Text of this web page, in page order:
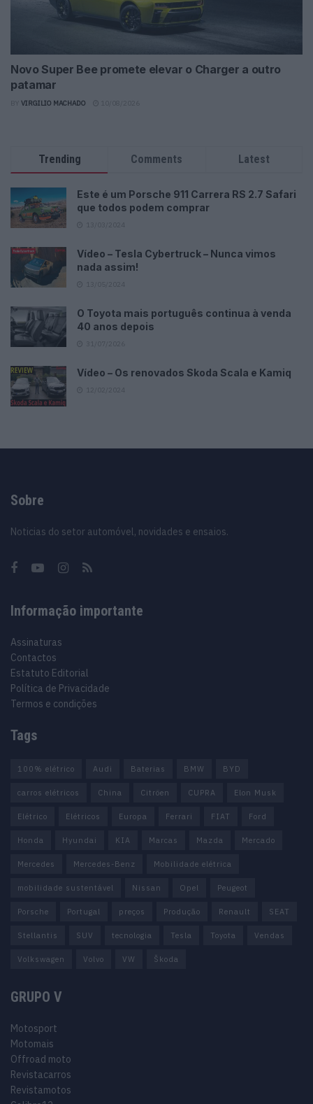
Novo Super Bee promete elevar o Charger a outro
patamar
VIRGILIO MACHADO
Trending Comments Latest
Este é um Porsche 911 Carrera RS 2.7 Safari
que todos podem comprar
Vídeo – Tesla Cybertruck – Nunca vimos
nada assim!
O Toyota mais português continua à venda
40 anos depois
Vídeo – Os renovados Skoda Scala e Kamiq
Sobre
Noticias do setor automóvel, novidades e ensaios.
Informação importante
Assinaturas
Contactos
Estatuto Editorial
Política de Privacidade
Termos e condições
Tags
100% elétrico Audi Baterias BMW BYD
carros elétricos China Citröen CUPRA Elon Musk
Elétrico Elétricos Europa Ferrari FIAT Ford
Honda Hyundai KIA Marcas Mazda Mercado
Mercedes Mercedes-Benz Mobilidade elétrica
mobilidade sustentável Nissan Opel Peugeot
Porsche Portugal preços Produção Renault SEAT
Stellantis SUV tecnologia Tesla Toyota Vendas
Volkswagen Volvo VW Škoda
GRUPO V
Motosport
Motomais
Offroad moto
Revistacarros
Revistamotos